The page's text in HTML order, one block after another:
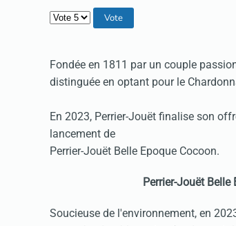
Veuillez voter
Fondée en 1811 par un couple
distinguée en optant pour le
En 2023, Perrier-Jouët finalise son
lancement de
Perrier-Jouët Belle Epoque Cocoon.
Perrier-Jouët
Soucieuse de l'environnement, en